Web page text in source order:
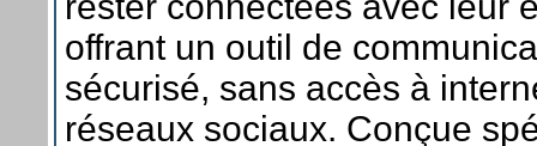
offrant un outil de
sécurisé, sans accès à
réseaux sociaux. Conçue